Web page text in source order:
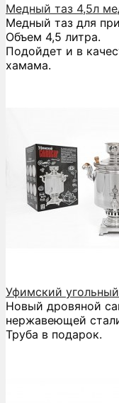
Медный таз 4,5л
Медный таз для
Объем 4,5 литра.
Подойдет и в
хамама.
Уфимский
Новый дровяной
нержавеющей
Труба в подарок.